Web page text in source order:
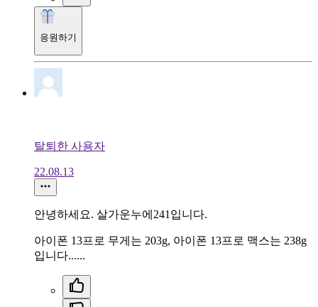
응원하기
탈퇴한 사용자
22.08.13
안녕하세요. 살가운누에241입니다.
아이폰 13프로 무게는 203g, 아이폰 13프로 맥스는 238g
입니다......